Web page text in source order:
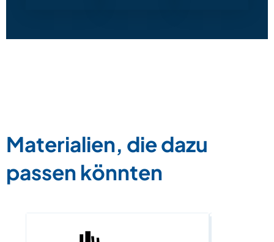
Materialien, die dazu
passen könnten